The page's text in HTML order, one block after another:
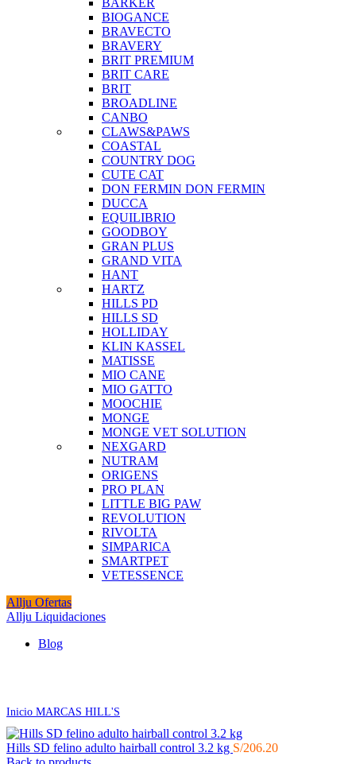
BIOGANCE
BRAVECTO
BRAVERY
BRIT PREMIUM
BRIT CARE
BRIT
BROADLINE
CANBO
CLAWS&PAWS
COASTAL
COUNTRY DOG
CUTE CAT
DON FERMIN DON FERMIN
DUCCA
EQUILIBRIO
GOODBOY
GRAN PLUS
GRAND VITA
HANT
HARTZ
HILLS PD
HILLS SD
HOLLIDAY
KLIN KASSEL
MATISSE
MIO CANE
MIO GATTO
MOOCHIE
MONGE
MONGE VET SOLUTION
NEXGARD
NUTRAM
ORIGENS
PRO PLAN
LITTLE BIG PAW
REVOLUTION
RIVOLTA
SIMPARICA
SMARTPET
VETESSENCE
Allju Ofertas
Allju Liquidaciones
Blog
Inicio MARCAS HILL'S
Hills SD felino adulto hairball control 3.2 kg S/206.20